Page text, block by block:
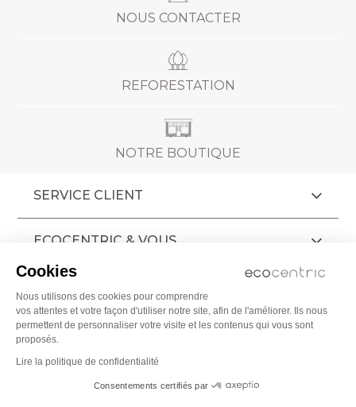
NOUS CONTACTER
REFORESTATION
NOTRE BOUTIQUE
SERVICE CLIENT
ECOCENTRIC & VOUS
CGV
MENTIONS LÉGALES
© 2009 - 2026 ECOCENTRIC Tous droits
Cookies
Nous utilisons des cookies pour comprendre
vos attentes et votre façon d'utiliser notre site, afin de l'améliorer. Ils nous
permettent de personnaliser votre visite et les contenus qui vous sont
proposés.
Lire la politique de confidentialité
Consentements certifiés par